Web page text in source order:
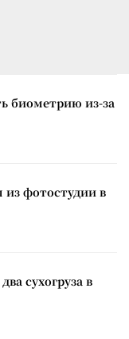
биометрию из-за
из фотостудии в
сухогруза в